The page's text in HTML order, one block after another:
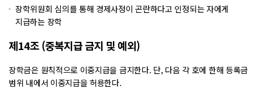
장학위원회 심의를 통해 경제사정이 곤란하다고 인정되는 자에게
지급하는 장학
제14조 (중복지급 금지 및 예외)
장학금은 원칙적으로 이중지급을 금지한다. 단, 다음 각 호에 한해 등록금
범위 내에서 이중지급을 허용한다.